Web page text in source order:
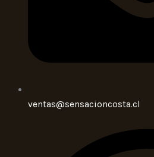
ventas@sensacioncosta.cl